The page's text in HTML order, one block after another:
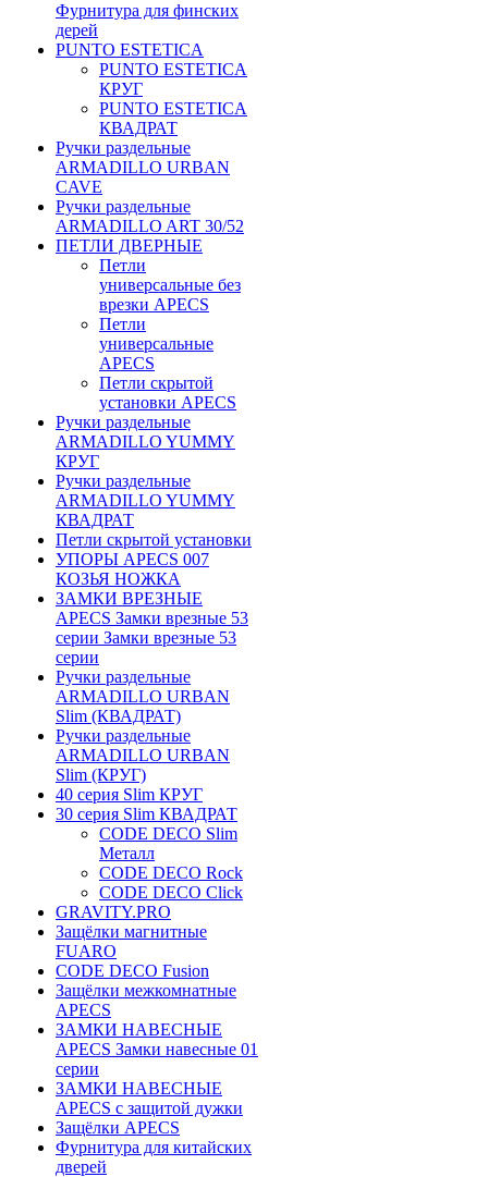
Фурнитура для финских
дерей
PUNTO ESTETICA
PUNTO ESTETICA
КРУГ
PUNTO ESTETICA
КВАДРАТ
Ручки раздельные
ARMADILLO URBAN
CAVE
Ручки раздельные
ARMADILLO ART 30/52
ПЕТЛИ ДВЕРНЫЕ
Петли
универсальные без
врезки APECS
Петли
универсальные
APECS
Петли скрытой
установки APECS
Ручки раздельные
ARMADILLO YUMMY
КРУГ
Ручки раздельные
ARMADILLO YUMMY
КВАДРАТ
Петли скрытой установки
УПОРЫ APECS 007
КОЗЬЯ НОЖКА
ЗАМКИ ВРЕЗНЫЕ
APECS Замки врезные 53
серии Замки врезные 53
серии
Ручки раздельные
ARMADILLO URBAN
Slim (КВАДРАТ)
Ручки раздельные
ARMADILLO URBAN
Slim (КРУГ)
40 серия Slim КРУГ
30 серия Slim КВАДРАТ
CODE DECO Slim
Металл
CODE DECO Rock
CODE DECO Click
GRAVITY.PRO
Защёлки магнитные
FUARO
CODE DECO Fusion
Защёлки межкомнатные
APECS
ЗАМКИ НАВЕСНЫЕ
APECS Замки навесные 01
серии
ЗАМКИ НАВЕСНЫЕ
APECS с защитой дужки
Защёлки APECS
Фурнитура для китайских
дверей